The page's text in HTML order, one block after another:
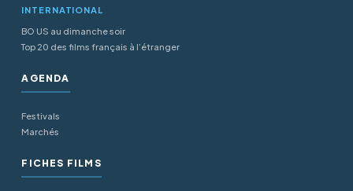
INTERNATIONAL
BO US au dimanche soir
Top 20 des films français à l’étranger
AGENDA
Festivals
Marchés
FICHES FILMS